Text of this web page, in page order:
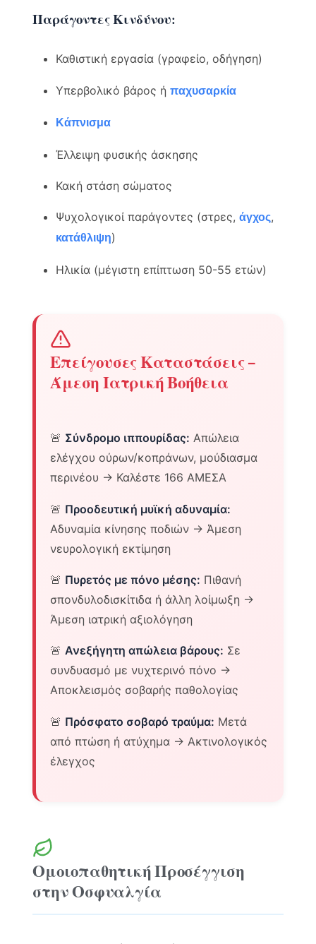
Παράγοντες Κινδύνου:
Καθιστική εργασία (γραφείο, οδήγηση)
Υπερβολικό βάρος ήπαχυσαρκία
Κάπνισμα
Έλλειψη φυσικής άσκησης
Κακή στάση σώματος
Ψυχολογικοί παράγοντες (στρες,άγχος,
κατάθλιψη)
Ηλικία (μέγιστη επίπτωση 50-55 ετών)
Επείγουσες Καταστάσεις –
Άμεση Ιατρική Βοήθεια
🚨 Σύνδρομο ιππουρίδας: Απώλεια
ελέγχου ούρων/κοπράνων, μούδιασμα
περινέου → Καλέστε 166 ΑΜΕΣΑ
🚨 Προοδευτική μυϊκή αδυναμία:
Αδυναμία κίνησης ποδιών → Άμεση
νευρολογική εκτίμηση
🚨 Πυρετός με πόνο μέσης: Πιθανή
σπονδυλοδισκίτιδα ή άλλη λοίμωξη →
Άμεση ιατρική αξιολόγηση
🚨Ανεξήγητη απώλεια βάρους: Σε
συνδυασμό με νυχτερινό πόνο →
Αποκλεισμός σοβαρής παθολογίας
🚨 Πρόσφατο σοβαρό τραύμα: Μετά
από πτώση ή ατύχημα → Ακτινολογικός
έλεγχος
Ομοιοπαθητική Προσέγγιση
στην Οσφυαλγία